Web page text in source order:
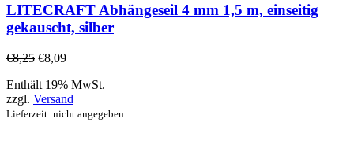
LITECRAFT Abhängeseil 4 mm 1,5 m, einseitig
gekauscht, silber
€8,25 €8,09
Enthält 19% MwSt.
zzgl. Versand
Lieferzeit: nicht angegeben